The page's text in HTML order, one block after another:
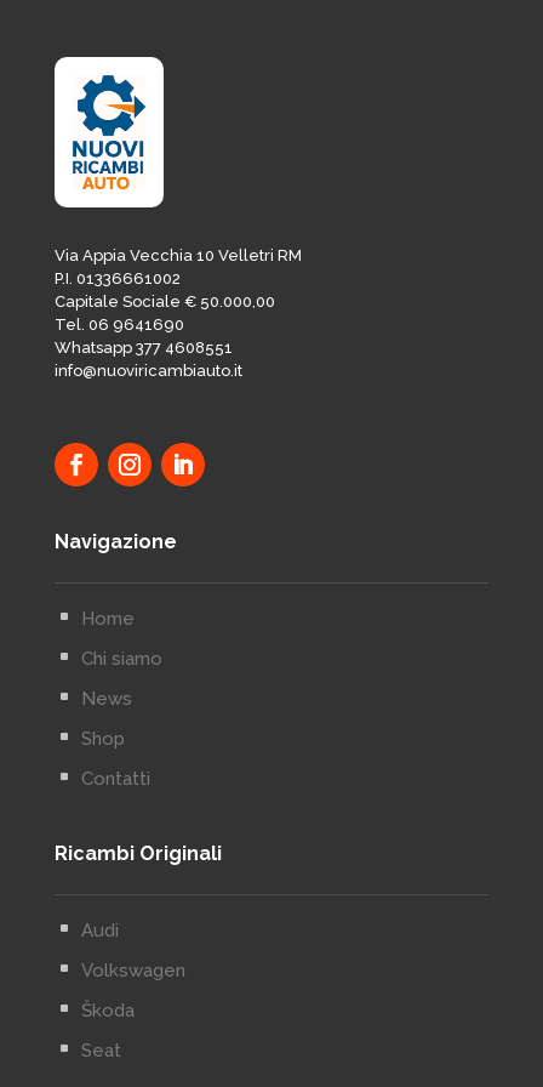
Via Appia Vecchia 10 Velletri RM
P.I. 01336661002
Capitale Sociale € 50.000,00
Tel. 06 9641690
Whatsapp 377 4608551
info@nuoviricambiauto.it
Navigazione
^ Home
^ Chi siamo
^ News
^ Shop
^ Contatti
Ricambi Originali
^ Audi
^ Volkswagen
^ Škoda
^ Seat